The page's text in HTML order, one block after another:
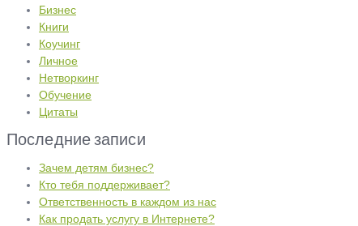
Бизнес
Книги
Коучинг
Личное
Нетворкинг
Обучение
Цитаты
Последние записи
Зачем детям бизнес?
Кто тебя поддерживает?
Ответственность в каждом из нас
Как продать услугу в Интернете?